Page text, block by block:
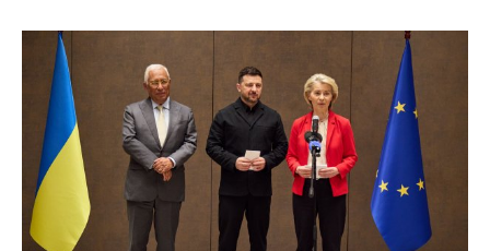
Inhaltskarousell
weitere
Inhalte
Inhaltskarussell
überspringen